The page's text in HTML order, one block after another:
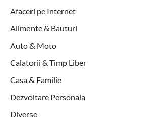
Afaceri pe Internet
Alimente & Bauturi
Auto & Moto
Calatorii & Timp Liber
Casa & Familie
Dezvoltare Personala
Diverse